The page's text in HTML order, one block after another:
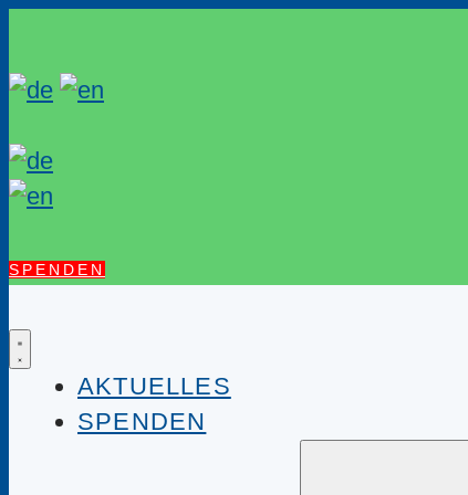
SPENDEN
AKTUELLES
SPENDEN